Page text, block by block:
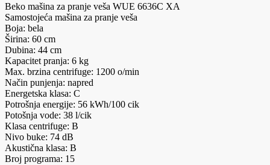
Beko mašina za pranje veša WUE 6636C XA
Samostojeća mašina za pranje veša
Boja: bela
Širina: 60 cm
Dubina: 44 cm
Kapacitet pranja: 6 kg
Max. brzina centrifuge: 1200 o/min
Način punjenja: napred
Energetska klasa: C
Potrošnja energije: 56 kWh/100 cik
Potošnja vode: 38 l/cik
Klasa centrifuge: B
Nivo buke: 74 dB
Akustična klasa: B
Broj programa: 15